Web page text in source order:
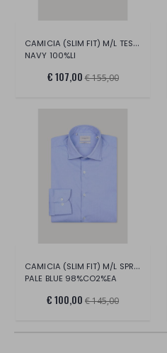
CAMICIA (SLIM FIT) M/L TESSUTO LINO
NAVY 100%LI
€ 107,00 € 155,00
CAMICIA (SLIM FIT) M/L SPREAD COLLAR
PALE BLUE 98%CO2%EA
€ 100,00 € 145,00